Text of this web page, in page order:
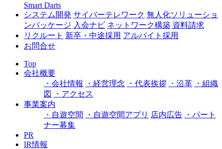
Smart Darts
システム開発 サイバーテレワーク 無人化ソリューショ
ンパッケージ 入会ナビ ネットワーク構築 資料請求
リクルート 新卒・中途採用 アルバイト採用
お問合せ
Top
会社概要
・会社情報
・経営理念 ・代表挨拶 ・沿革
・組織
図
・アクセス
事業案内
・自遊空間
・自遊空間アプリ 店内広告
・パート
ナー募集
PR
IR情報